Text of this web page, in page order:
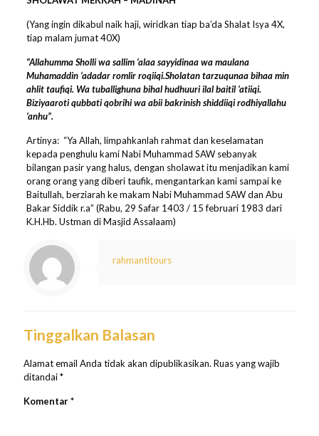
(Yang ingin dikabul naik haji, wiridkan tiap ba’da Shalat Isya 4X,
tiap malam jumat 40X)
“Allahumma Sholli wa sallim ‘alaa sayyidinaa wa maulana
Muhamaddin ‘adadar romlir roqiiqi.Sholatan tarzuqunaa bihaa min
ahlit taufiqi. Wa tuballighuna bihal hudhuuri ilal baitil ‘atiiqi.
Biziyaaroti qubbati qobrihi wa abii bakrinish shiddiiqi rodhiyallahu
‘anhu”.
Artinya: “Ya Allah, limpahkanlah rahmat dan keselamatan
kepada penghulu kami Nabi Muhammad SAW sebanyak
bilangan pasir yang halus, dengan sholawat itu menjadikan kami
orang orang yang diberi taufik, mengantarkan kami sampai ke
Baitullah, berziarah ke makam Nabi Muhammad SAW dan Abu
Bakar Siddik r.a” (Rabu, 29 Safar 1403 / 15 februari 1983 dari
K.H.Hb. Ustman di Masjid Assalaam)
rahmantitours
Tinggalkan Balasan
Alamat email Anda tidak akan dipublikasikan. Ruas yang wajib
ditandai*
Komentar*